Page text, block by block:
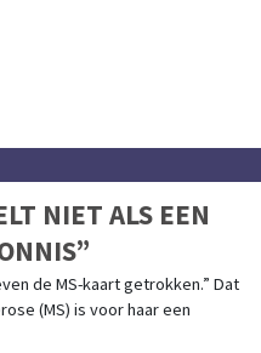
NIET ALS EEN
de MS-kaart getrokken.” Dat
(MS) is voor haar een